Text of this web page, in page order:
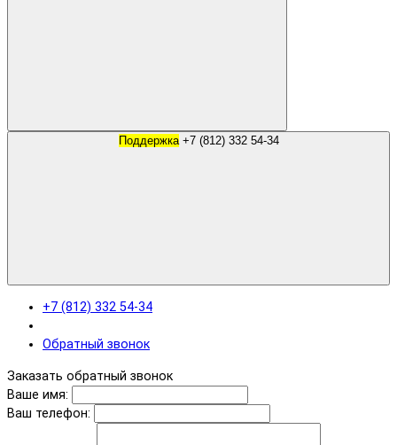
Поддержка +7 (812) 332 54-34
+7 (812) 332 54-34
Обратный звонок
Заказать обратный звонок
Ваше имя:
Ваш телефон: